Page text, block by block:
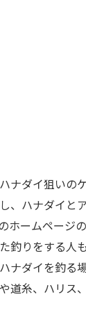
ナダイ狙いの
、ハナダイと
ホームページ
釣りをする人
ナダイを釣る
道糸、ハリス